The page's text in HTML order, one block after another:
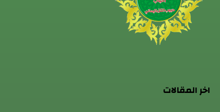
اخر المقالات